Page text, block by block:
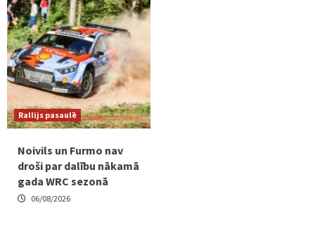
Rallijs pasaulē
Noivils un Furmo nav
droši par dalību nākamā
gada WRC sezonā
06/08/2026